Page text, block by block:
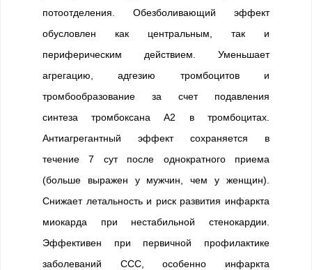
потоотделения. Обезболивающий эффект
обусловлен как центральным, так и
периферическим действием. Уменьшает
агрегацию, адгезию тромбоцитов и
тромбообразование за счет подавления
синтеза тромбоксана А2 в тромбоцитах.
Антиагрегантный эффект сохраняется в
течение 7 сут после однократного приема
(больше выражен у мужчин, чем у женщин).
Снижает летальность и риск развития инфаркта
миокарда при нестабильной стенокардии.
Эффективен при первичной профилактике
заболеваний ССС, особенно инфаркта